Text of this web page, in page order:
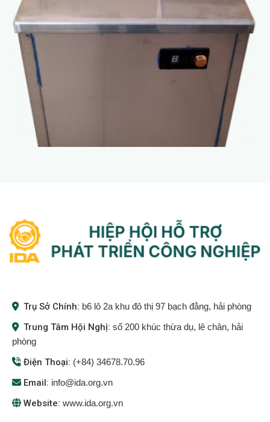
Trụ Sở Chính: b6 lô 2a khu đô thị 97 bạch đằng, hải phòng
Trung Tâm Hội Nghị: số 200 khúc thừa dụ, lê chân, hải
phòng
Điện Thoại: (+84) 34678.70.96
Email: info@ida.org.vn
Website: www.ida.org.vn